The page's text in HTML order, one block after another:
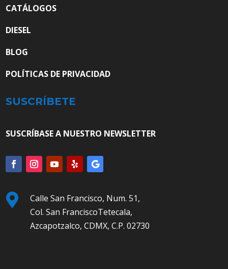
CATÁLOGOS
DIESEL
BLOG
POLÍTICAS DE PRIVACIDAD
SUSCRÍBETE
SUSCRÍBASE A NUESTRO NEWSLETTER

Calle San Francisco, Num. 51,
Col. San FranciscoTetecala,
Azcapotzalco, CDMX, C.P. 02730